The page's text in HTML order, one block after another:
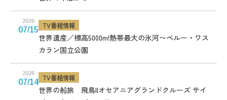
2026
07/15
TV番組情報
世界遺産／標高5000m!熱帯最大の氷河〜ペルー・ワス
カラン国立公園
2026
07/14
TV番組情報
世界の船旅 飛鳥IIオセアニアグランドクルーズ サイ